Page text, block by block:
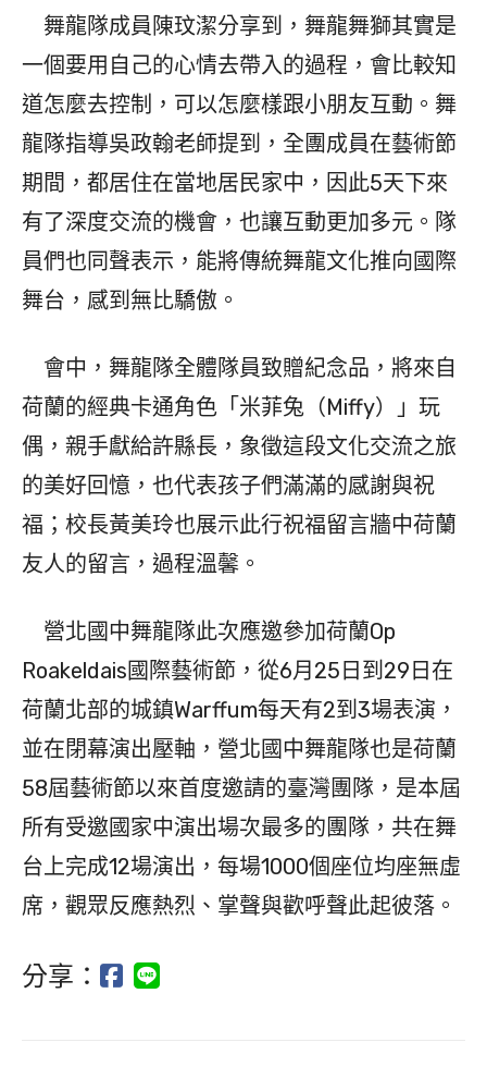
舞龍隊成員陳玟潔分享到，舞龍舞獅其實是
一個要用自己的心情去帶入的過程，會比較知
道怎麼去控制，可以怎麼樣跟小朋友互動。舞
龍隊指導吳政翰老師提到，全團成員在藝術節
期間，都居住在當地居民家中，因此5天下來
有了深度交流的機會，也讓互動更加多元。隊
員們也同聲表示，能將傳統舞龍文化推向國際
舞台，感到無比驕傲。
會中，舞龍隊全體隊員致贈紀念品，將來自
荷蘭的經典卡通角色「米菲兔（Miffy）」玩
偶，親手獻給許縣長，象徵這段文化交流之旅
的美好回憶，也代表孩子們滿滿的感謝與祝
福；校長黃美玲也展示此行祝福留言牆中荷蘭
友人的留言，過程溫馨。
營北國中舞龍隊此次應邀參加荷蘭Op
Roakeldais國際藝術節，從6月25日到29日在
荷蘭北部的城鎮Warffum每天有2到3場表演，
並在閉幕演出壓軸，營北國中舞龍隊也是荷蘭
58屆藝術節以來首度邀請的臺灣團隊，是本屆
所有受邀國家中演出場次最多的團隊，共在舞
台上完成12場演出，每場1000個座位均座無虛
席，觀眾反應熱烈、掌聲與歡呼聲此起彼落。
分享：